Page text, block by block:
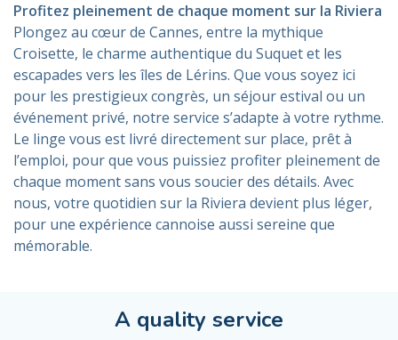
Profitez pleinement de chaque moment sur la Riviera
Plongez au cœur de Cannes, entre la mythique
Croisette, le charme authentique du Suquet et les
escapades vers les îles de Lérins. Que vous soyez ici
pour les prestigieux congrès, un séjour estival ou un
événement privé, notre service s’adapte à votre rythme.
Le linge vous est livré directement sur place, prêt à
l’emploi, pour que vous puissiez profiter pleinement de
chaque moment sans vous soucier des détails. Avec
nous, votre quotidien sur la Riviera devient plus léger,
pour une expérience cannoise aussi sereine que
mémorable.
A quality service